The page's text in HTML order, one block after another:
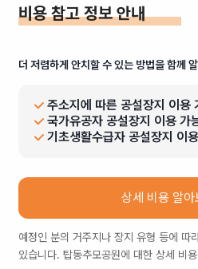
비용 참고 정보 안내
더 저렴하게 안치할 수 있는 방법을 함께
주소지에 따른 공설장지 이용
국가유공자 공설장지 이용 가
기초생활수급자 공설장지 이
상세 비용 알아
예정인 분의 거주지나 장지 유형 등에 따
있습니다. 탑동추모공원에 대한 상세 비